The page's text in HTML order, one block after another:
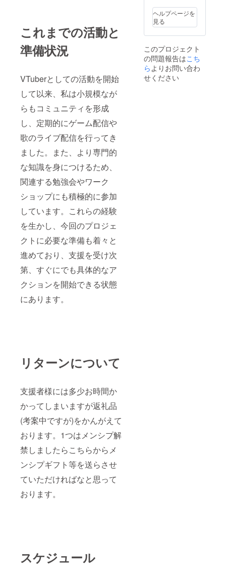
これまでの活動と
準備状況
VTuberとしての活動を開始
して以来、私は小規模なが
らもコミュニティを形成
し、定期的にゲーム配信や
歌のライブ配信を行ってき
ました。また、より専門的
な知識を身につけるため、
関連する勉強会やワーク
ショップにも積極的に参加
しています。これらの経験
を生かし、今回のプロジェ
クトに必要な準備も着々と
進めており、支援を受け次
第、すぐにでも具体的なア
クションを開始できる状態
にあります。
リターンについて
支援者様には多少お時間か
かってしまいますが返礼品
(考案中ですが)をかんがえて
おります。1つはメンシプ解
禁しましたらこちらからメ
ンシプギフト等を送らさせ
ていただければなと思って
おります。
スケジュール
ヘルプページを
見る
このプロジェクト
の問題報告はこち
らよりお問い合わ
せください